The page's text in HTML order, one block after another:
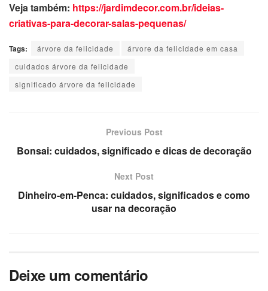
Veja também: https://jardimdecor.com.br/ideias-
criativas-para-decorar-salas-pequenas/
Tags: árvore da felicidade
árvore da felicidade em casa
cuidados árvore da felicidade
significado árvore da felicidade
Previous Post
Bonsai: cuidados, significado e dicas de decoração
Next Post
Dinheiro-em-Penca: cuidados, significados e como
usar na decoração
Deixe um comentário